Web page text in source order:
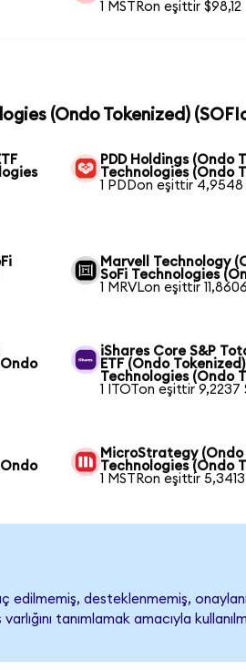
1 MSTRon eşittir $98,12
(Ondo Tokenized)
PDD Holdings (Ondo
Technologies (Ondo
1 PDDon eşittir 4,9548
Marvell Technology
SoFi Technologies
1 MRVLon eşittir
iShares Core S&P
ETF (Ondo
Technologies (Ondo
1 ITOTon eşittir 9,2237
MicroStrategy (Ondo
Technologies (Ondo
1 MSTRon eşittir
edilmemiş, desteklenmemiş,
tanımlamak amacıyla